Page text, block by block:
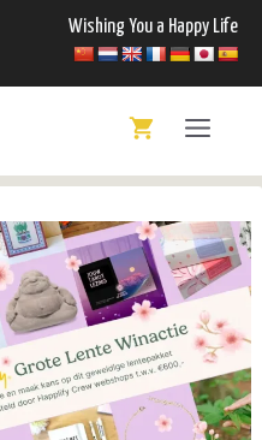
Wishing You a Happy Life
Menu